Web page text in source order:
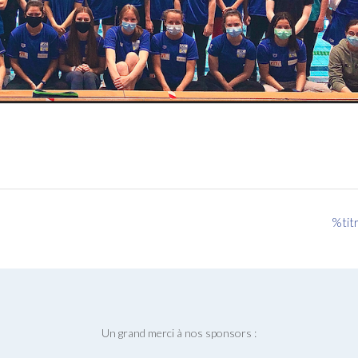
Un grand merci à nos sponsors :